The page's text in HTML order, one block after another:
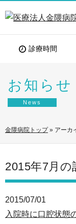
診療時間
お知らせ
News
金隈病院トップ» アーカ
2015年7月の
2015/07/01
入院時に口腔状態